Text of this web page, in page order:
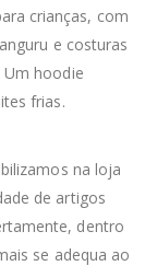
crianças, com
e costuras
Um hoodie
frias.
na loja
de artigos
dentro
se adequa ao